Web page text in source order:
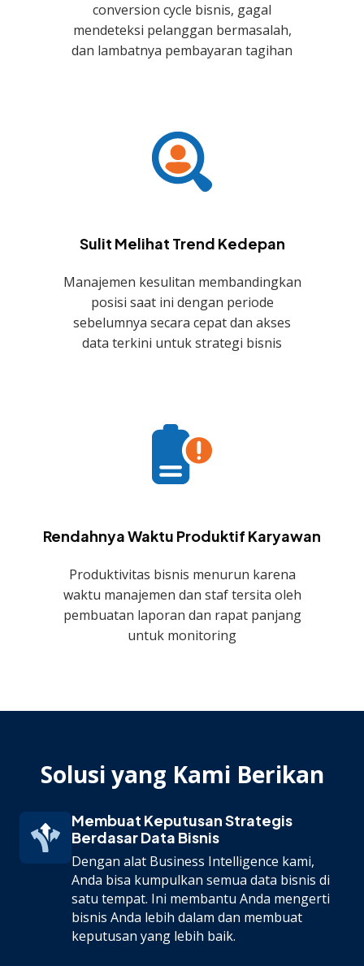
conversion cycle bisnis, gagal
mendeteksi pelanggan bermasalah,
dan lambatnya pembayaran tagihan
Sulit Melihat Trend Kedepan
Manajemen kesulitan membandingkan
posisi saat ini dengan periode
sebelumnya secara cepat dan akses
data terkini untuk strategi bisnis
Rendahnya Waktu Produktif Karyawan
Produktivitas bisnis menurun karena
waktu manajemen dan staf tersita oleh
pembuatan laporan dan rapat panjang
untuk monitoring
Solusi yang Kami Berikan
Membuat Keputusan Strategis
Berdasar Data Bisnis
Dengan alat Business Intelligence kami,
Anda bisa kumpulkan semua data bisnis di
satu tempat. Ini membantu Anda mengerti
bisnis Anda lebih dalam dan membuat
keputusan yang lebih baik.